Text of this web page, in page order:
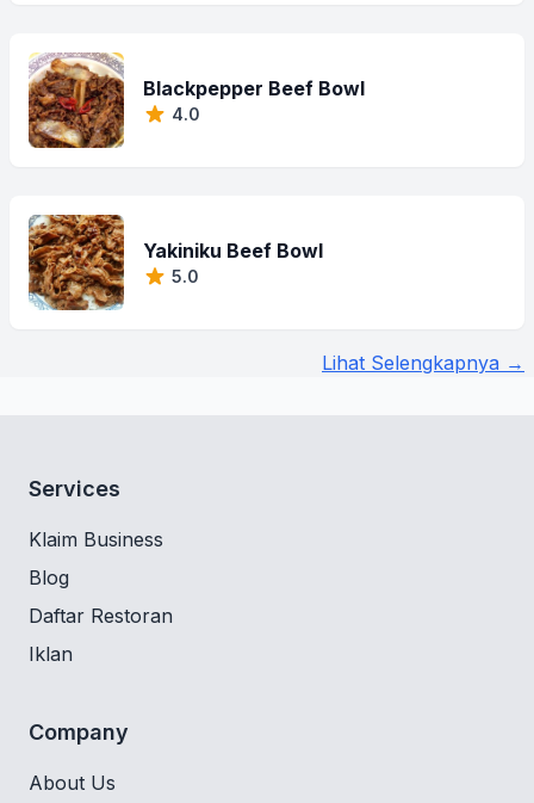
Blackpepper Beef Bowl
4.0
Yakiniku Beef Bowl
5.0
Lihat Selengkapnya →
Services
Klaim Business
Blog
Daftar Restoran
Iklan
Company
About Us